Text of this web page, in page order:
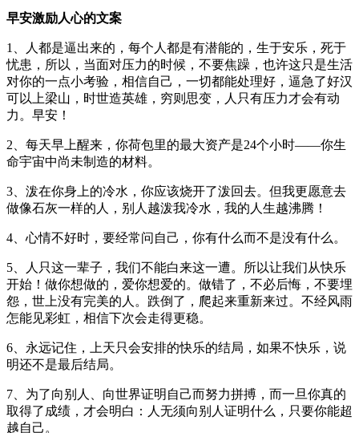
早安激励人心的文案
1、人都是逼出来的，每个人都是有潜能的，生于安乐，死于
忧患，所以，当面对压力的时候，不要焦躁，也许这只是生活
对你的一点小考验，相信自己，一切都能处理好，逼急了好汉
可以上梁山，时世造英雄，穷则思变，人只有压力才会有动
力。早安！
2、每天早上醒来，你荷包里的最大资产是24个小时——你生
命宇宙中尚未制造的材料。
3、泼在你身上的冷水，你应该烧开了泼回去。但我更愿意去
做像石灰一样的人，别人越泼我冷水，我的人生越沸腾！
4、心情不好时，要经常问自己，你有什么而不是没有什么。
5、人只这一辈子，我们不能白来这一遭。所以让我们从快乐
开始！做你想做的，爱你想爱的。做错了，不必后悔，不要埋
怨，世上没有完美的人。跌倒了，爬起来重新来过。不经风雨
怎能见彩虹，相信下次会走得更稳。
6、永远记住，上天只会安排的快乐的结局，如果不快乐，说
明还不是最后结局。
7、为了向别人、向世界证明自己而努力拼搏，而一旦你真的
取得了成绩，才会明白：人无须向别人证明什么，只要你能超
越自己。